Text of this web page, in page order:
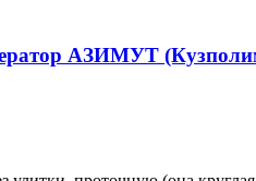
АЗИМУТ